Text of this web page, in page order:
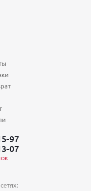
97
07